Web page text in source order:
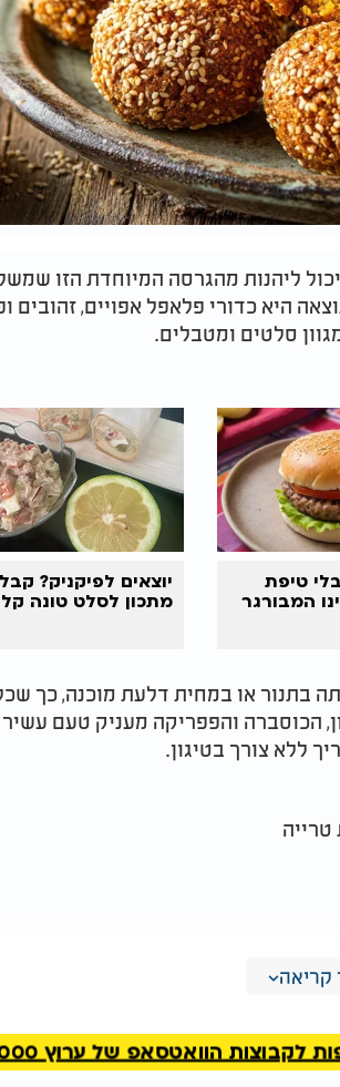
ליהנות מהגרסה המיוחדת הזו
היא כדורי פלאפל אפויים, זהובים
סלטים ומטבלים.
טיפת
המבורגר
יוצאים לפיקניק?
מתכון לסלט טונה
בתנור או במחית דלעת מוכנה, כך
הכוסברה והפפריקה מעניק טעם עשיר
ללא צורך בטיגון.
הוואטסאפ של ערוץ 2000 >>>